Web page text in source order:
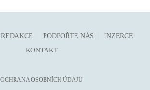
REDAKCE PODPOŘTE NÁS
INZERCE
KONTAKT
OCHRANA OSOBNÍCH ÚDAJŮ